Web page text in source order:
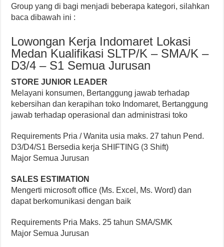
Group yang di bagi menjadi beberapa kategori, silahkan
baca dibawah ini :
Lowongan Kerja Indomaret Lokasi
Medan Kualifikasi SLTP/K – SMA/K –
D3/4 – S1 Semua Jurusan
STORE JUNIOR LEADER
Melayani konsumen, Bertanggung jawab terhadap
kebersihan dan kerapihan toko Indomaret, Bertanggung
jawab terhadap operasional dan administrasi toko
Requirements Pria / Wanita usia maks. 27 tahun Pend.
D3/D4/S1 Bersedia kerja SHIFTING (3 Shift)
Major Semua Jurusan
SALES ESTIMATION
Mengerti microsoft office (Ms. Excel, Ms. Word) dan
dapat berkomunikasi dengan baik
Requirements Pria Maks. 25 tahun SMA/SMK
Major Semua Jurusan